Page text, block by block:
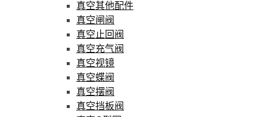
真空其他配件
真空闸阀
真空止回阀
真空充气阀
真空视镜
真空蝶阀
真空摆阀
真空挡板阀